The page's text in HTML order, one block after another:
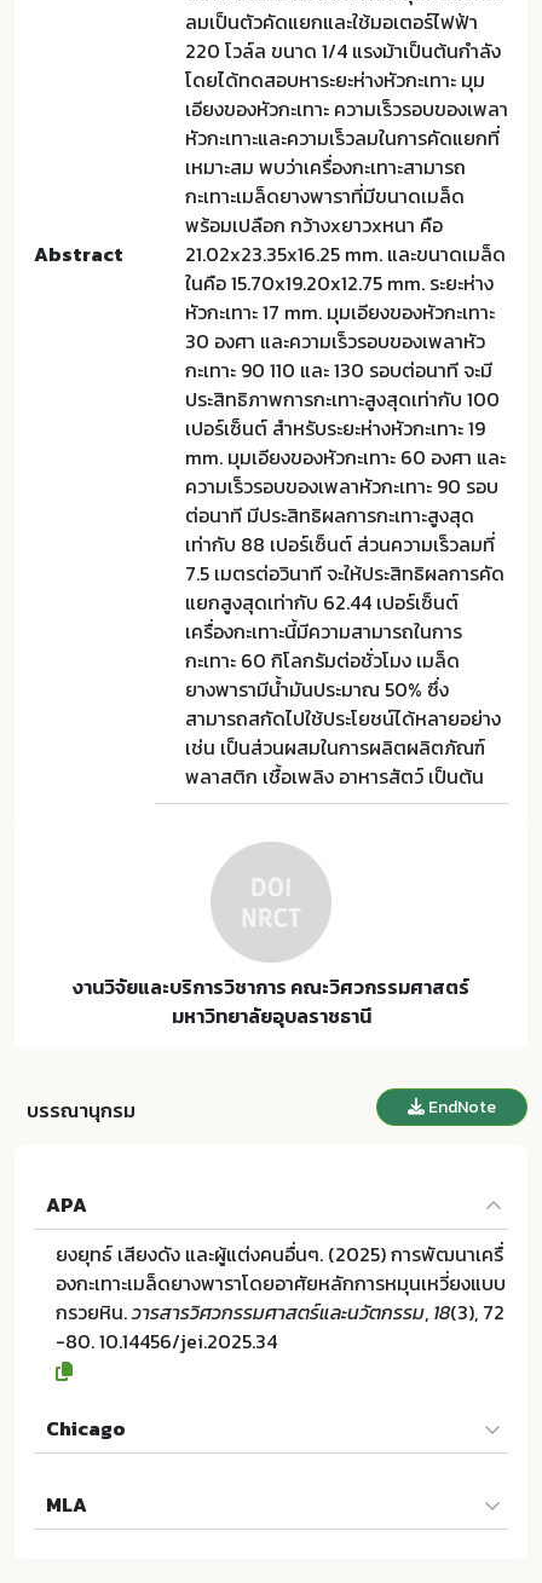
Abstract
ลมเป็นตัวคัดแยกและใช้มอเตอร์ไฟฟ้า
220 โวล์ล ขนาด 1/4 แรงม้าเป็นต้นกำลัง
โดยได้ทดสอบหาระยะห่างหัวกะเทาะ มุม
เอียงของหัวกะเทาะ ความเร็วรอบของเพลา
หัวกะเทาะและความเร็วลมในการคัดแยกที่
เหมาะสม พบว่าเครื่องกะเทาะสามารถ
กะเทาะเมล็ดยางพาราที่มีขนาดเมล็ด
พร้อมเปลือก กว้างxยาวxหนา คือ
21.02x23.35x16.25 mm. และขนาดเมล็ด
ในคือ 15.70x19.20x12.75 mm. ระยะห่าง
หัวกะเทาะ 17 mm. มุมเอียงของหัวกะเทาะ
30 องศา และความเร็วรอบของเพลาหัว
กะเทาะ 90 110 และ 130 รอบต่อนาที จะมี
ประสิทธิภาพการกะเทาะสูงสุดเท่ากับ 100
เปอร์เซ็นต์ สำหรับระยะห่างหัวกะเทาะ 19
mm. มุมเอียงของหัวกะเทาะ 60 องศา และ
ความเร็วรอบของเพลาหัวกะเทาะ 90 รอบ
ต่อนาที มีประสิทธิผลการกะเทาะสูงสุด
เท่ากับ 88 เปอร์เซ็นต์ ส่วนความเร็วลมที่
7.5 เมตรต่อวินาที จะให้ประสิทธิผลการคัด
แยกสูงสุดเท่ากับ 62.44 เปอร์เซ็นต์
เครื่องกะเทาะนี้มีความสามารถในการ
กะเทาะ 60 กิโลกรัมต่อชั่วโมง เมล็ด
ยางพารามีน้ำมันประมาณ 50% ซึ่ง
สามารถสกัดไปใช้ประโยชน์ได้หลายอย่าง
เช่น เป็นส่วนผสมในการผลิตผลิตภัณฑ์
พลาสติก เชื้อเพลิง อาหารสัตว์ เป็นต้น
งานวิจัยและบริการวิชาการ คณะวิศวกรรมศาสตร์
มหาวิทยาลัยอุบลราชธานี
บรรณานุกรม EndNote
APA
ยงยุทธ์ เสียงดัง และผู้แต่งคนอื่นๆ. (2025) การพัฒนาเครื่
องกะเทาะเมล็ดยางพาราโดยอาศัยหลักการหมุนเหวี่ยงแบบ
กรวยหิน.วารสารวิศวกรรมศาสตร์และนวัตกรรม, 18(3), 72
-80. 10.14456/jei.2025.34
Chicago
าะเมล็ดยางพาราโดยอาศัยหลักการหมุนเหวี่ยงแบบกรวยหิ
น". วารสารวิศวกรรมศาสตร์และนวัตกรรม 18 (2025):72-
MLA